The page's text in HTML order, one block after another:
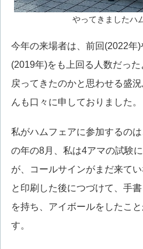
やってきましたハ
今年の来場者は、前回(2022年
(2019年)をも上回る人数だっ
戻ってきたのかと思わせる盛
んも口々に申しておりました。
私がハムフェアに参加するの
の年の8月、私は4アマの試験
が、コールサインがまだ来て
と印刷した後につづけて、手
を持ち、アイボールをしたこ
す。